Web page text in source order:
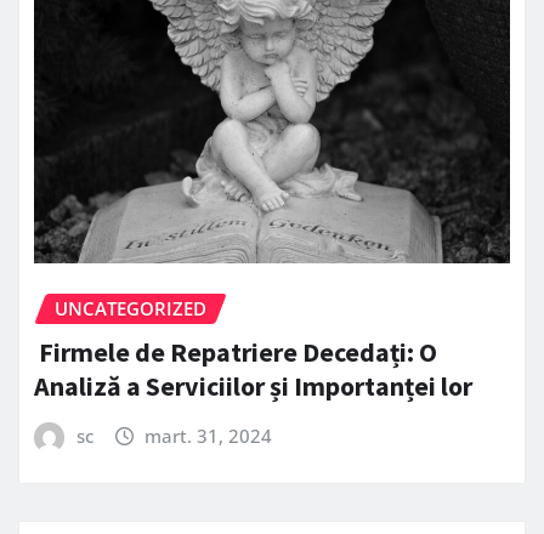
UNCATEGORIZED
Firmele de Repatriere Decedați: O
Analiză a Serviciilor și Importanței lor
sc mart. 31, 2024